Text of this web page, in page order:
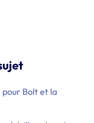
pour Bolt et la